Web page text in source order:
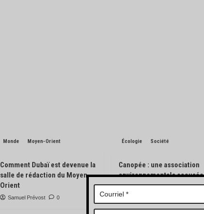
Monde Moyen-Orient
Comment Dubaï est devenue la
salle de rédaction du Moyen-
Orient
Samuel Prévost 0
Écologie Société
Canopée : une association
environnementale accusée
d’avoir pisté des engins
forestiers
Charles de Blondin 0